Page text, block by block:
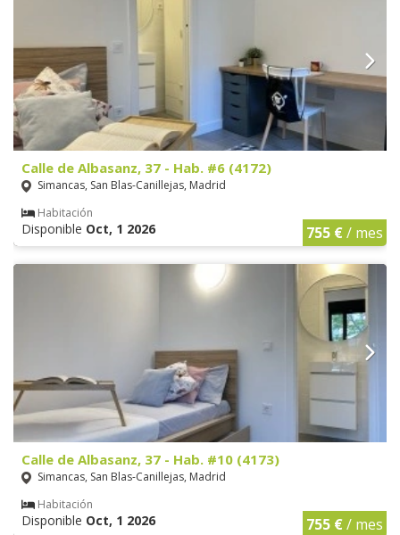
Calle de Albasanz, 37 - Hab. #6 (4172)
Simancas, San Blas-Canillejas, Madrid
Habitación
Disponible Oct, 1 2026 755 €/ mes
Calle de Albasanz, 37 - Hab. #10 (4173)
Simancas, San Blas-Canillejas, Madrid
Habitación
Disponible Oct, 1 2026 755 €/ mes